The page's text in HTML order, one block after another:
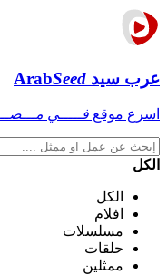
عرب سيد ArabSeed
اسرع موقع فـــــي
الكل
الكل
افلام
مسلسلات
حلقات
ممثلين